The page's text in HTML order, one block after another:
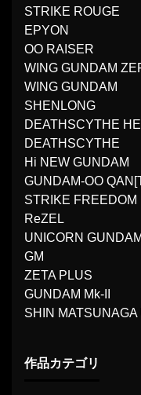
STRIKE ROUGE
EPYON
OO RAISER
WING GUNDAM
WING GUNDAM
SHENLONG
DEATHSCYTHE
DEATHSCYTHE
Hi NEW GUNDAM
GUNDAM-OO
STRIKE FREEDOM
ReZEL
UNICORN GUNDAM
GM
ZETA PLUS
GUNDAM Mk-II
SHIN MATSUNAGA
作品カテゴリ